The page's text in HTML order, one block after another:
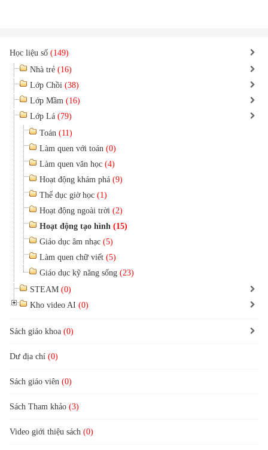
Học liệu số (149)
Nhà trẻ (16)
Lớp Chồi (38)
Lớp Mầm (16)
Lớp Lá (79)
Toán (11)
Làm quen với toán (0)
Làm quen văn học (4)
Hoạt động khám phá (9)
Thể dục giờ học (1)
Hoạt động ngoài trời (2)
Hoạt động tạo hình (15)
Giáo dục âm nhạc (5)
Làm quen chữ viết (5)
Giáo dục kỹ năng sống (23)
STEAM (0)
Kho video AI (0)
Sách giáo khoa (0)
Dư địa chí (0)
Sách giáo viên (0)
Sách Tham khảo (3)
Video giới thiệu sách (0)